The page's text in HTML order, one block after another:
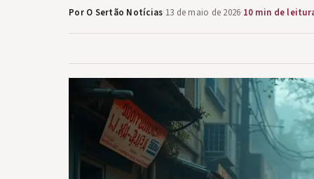
Por O Sertão Notícias·13 de maio de 2026·10 min de